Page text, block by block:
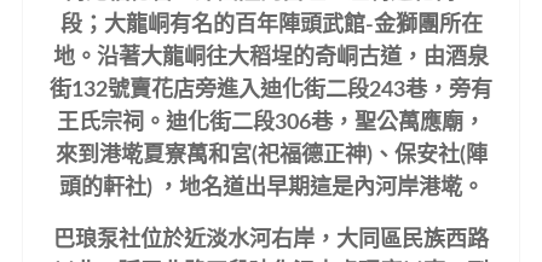
段；大龍峒有名的百年陣頭武館-金獅團所在
地。沿著大龍峒往大稻埕的奇峒古道，由酒泉
街132號賣花店旁進入迪化街二段243巷，旁有
王氏宗祠。迪化街二段306巷，聖公萬應廟，
來到港墘夏寮萬和宮(祀福德正神)、保安社(陣
頭的軒社) ，地名道出早期這是內河岸港墘。
巴琅泵社位於近淡水河右岸，大同區民族西路